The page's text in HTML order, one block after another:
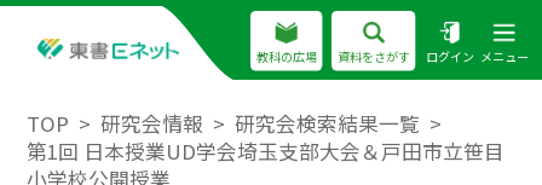
教科の広場 資料をさがす ログイン メニュー
TOP 研究会情報
研究会検索結果一覧
第1回 日本授業UD学会埼玉支部大会＆戸田市立笹目
小学校公開授業